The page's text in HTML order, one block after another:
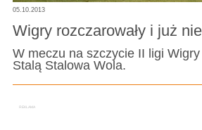
05.10.2013
Wigry rozczarowały i już
W meczu na szczycie II ligi Wigry
Stalą Stalowa Wola.